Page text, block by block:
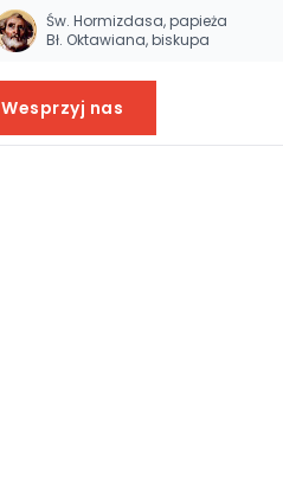
Św. Hormizdasa, papieża
Bł. Oktawiana, biskupa
Wesprzyj nas